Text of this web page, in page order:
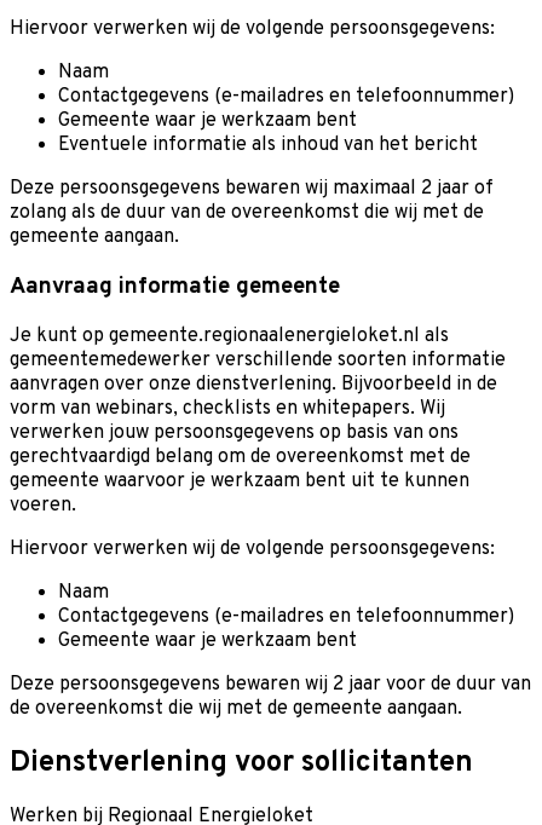
Hiervoor verwerken wij de volgende persoonsgegevens:
Naam
Contactgegevens (e-mailadres en telefoonnummer)
Gemeente waar je werkzaam bent
Eventuele informatie als inhoud van het bericht
Deze persoonsgegevens bewaren wij maximaal 2 jaar of
zolang als de duur van de overeenkomst die wij met de
gemeente aangaan.
Aanvraag informatie gemeente
Je kunt op gemeente.regionaalenergieloket.nl als
gemeentemedewerker verschillende soorten informatie
aanvragen over onze dienstverlening. Bijvoorbeeld in de
vorm van webinars, checklists en whitepapers. Wij
verwerken jouw persoonsgegevens op basis van ons
gerechtvaardigd belang om de overeenkomst met de
gemeente waarvoor je werkzaam bent uit te kunnen
voeren.
Hiervoor verwerken wij de volgende persoonsgegevens:
Naam
Contactgegevens (e-mailadres en telefoonnummer)
Gemeente waar je werkzaam bent
Deze persoonsgegevens bewaren wij 2 jaar voor de duur van
de overeenkomst die wij met de gemeente aangaan.
Dienstverlening voor sollicitanten
Werken bij Regionaal Energieloket